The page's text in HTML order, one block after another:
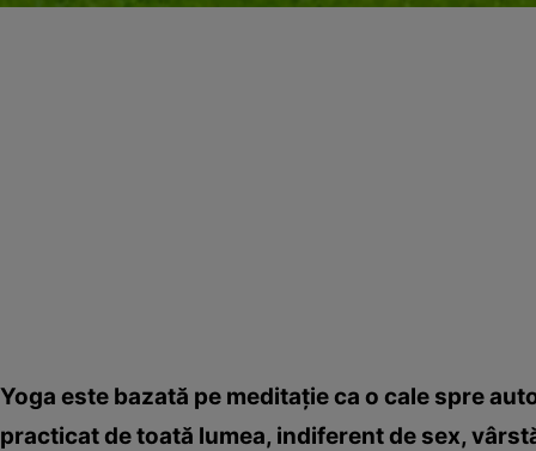
Yoga este bazată pe meditaţie ca o cale spre
practicat de toată lumea, indiferent de sex,